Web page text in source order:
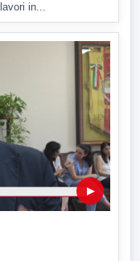
in...
▶